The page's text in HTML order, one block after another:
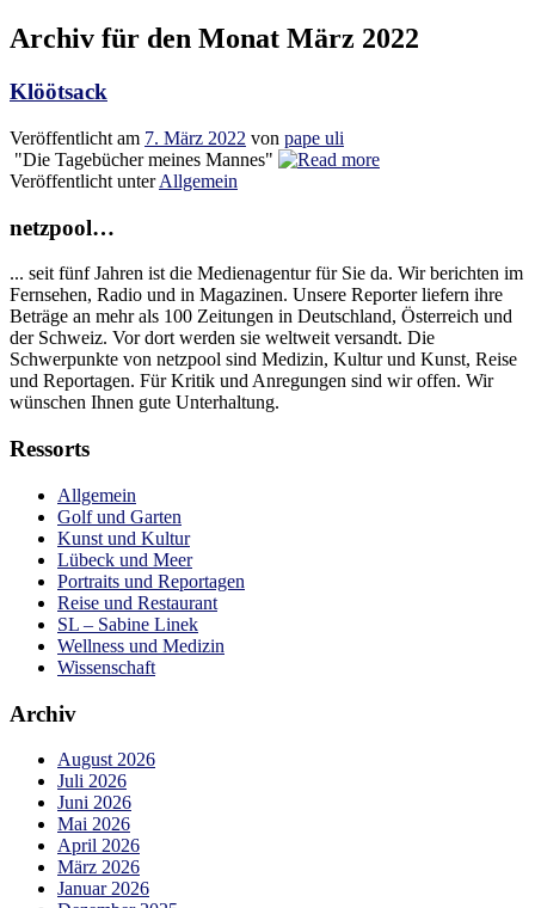
Archiv für den Monat März 2022
Klöötsack
Veröffentlicht am 7. März 2022 von pape uli
"Die Tagebücher meines Mannes"
Veröffentlicht unter Allgemein
netzpool…
... seit fünf Jahren ist die Medienagentur für Sie da. Wir berichten im
Fernsehen, Radio und in Magazinen. Unsere Reporter liefern ihre
Beträge an mehr als 100 Zeitungen in Deutschland, Österreich und
der Schweiz. Vor dort werden sie weltweit versandt. Die
Schwerpunkte von netzpool sind Medizin, Kultur und Kunst, Reise
und Reportagen. Für Kritik und Anregungen sind wir offen. Wir
wünschen Ihnen gute Unterhaltung.
Ressorts
Allgemein
Golf und Garten
Kunst und Kultur
Lübeck und Meer
Portraits und Reportagen
Reise und Restaurant
SL – Sabine Linek
Wellness und Medizin
Wissenschaft
Archiv
August 2026
Juli 2026
Juni 2026
Mai 2026
April 2026
März 2026
Januar 2026